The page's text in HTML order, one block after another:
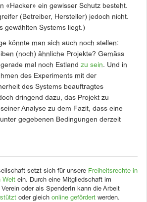
«Hacker» ein gewisser Schutz besteht.
(Betreiber, Hersteller) jedoch nicht.
gewählten Systems liegt.)
könnte man sich auch noch stellen:
(noch) ähnliche Projekte? Gemäss
mal noch Estland zu sein. Und in
des Experiments mit der
des Systems beauftragtes
dringend dazu, das Projekt zu
Analyse zu dem Fazit, dass eine
gegebenen Bedingungen derzeit
setzt sich für unsere Freiheitsrechte in
Welt ein. Durch eine Mitgliedschaft im
oder als SpenderIn kann die Arbeit
oder gleich online gefördert werden.